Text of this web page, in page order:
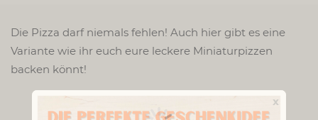
x
Die Pizza darf niemals fehlen! Auch hier gibt es eine
Variante wie ihr euch eure leckere Miniaturpizzen
backen könnt!